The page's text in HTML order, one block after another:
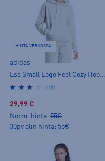
HINTA VERKOSSA
adidas
Ess Small Logo Feel Cozy Hoodie W - huppari
(1)
29,99 €
Norm. hinta: 55€
30pv alin hinta: 55€